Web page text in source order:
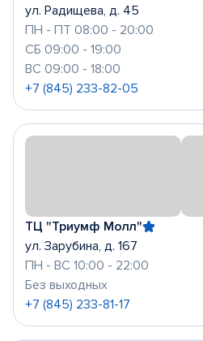
ул. Радищева, д. 45
ПН - ПТ 08:00 - 20:00
СБ 09:00 - 19:00
ВС 09:00 - 18:00
+7 (845) 233-82-05
ТЦ "Триумф Молл"
ул. Зарубина, д. 167
ПН - ВС 10:00 - 22:00
Без выходных
+7 (845) 233-81-17